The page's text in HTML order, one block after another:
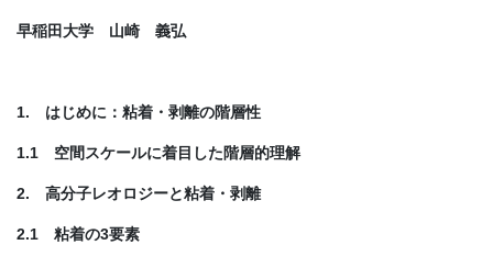
早稲田大学 山崎 義弘
1. はじめに：粘着・剥離の階層性
1.1 空間スケールに着目した階層的理解
2. 高分子レオロジーと粘着・剥離
2.1 粘着の3要素